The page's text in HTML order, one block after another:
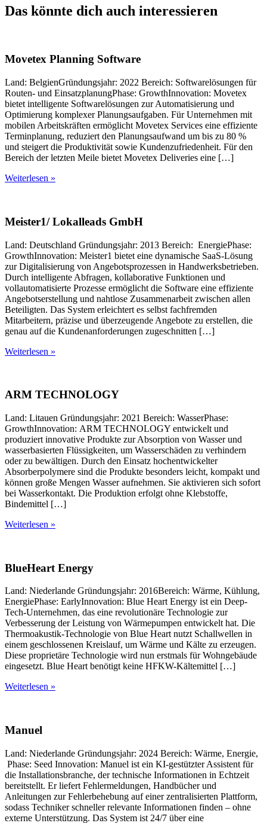
Das könnte dich auch interessieren
Movetex Planning Software
Land: BelgienGründungsjahr: 2022 Bereich: Softwarelösungen für
Routen- und EinsatzplanungPhase: GrowthInnovation: Movetex
bietet intelligente Softwarelösungen zur Automatisierung und
Optimierung komplexer Planungsaufgaben. Für Unternehmen mit
mobilen Arbeitskräften ermöglicht Movetex Services eine effiziente
Terminplanung, reduziert den Planungsaufwand um bis zu 80 %
und steigert die Produktivität sowie Kundenzufriedenheit. Für den
Bereich der letzten Meile bietet Movetex Deliveries eine […]
Weiterlesen »
Meister1/ Lokalleads GmbH
Land: Deutschland Gründungsjahr: 2013 Bereich: EnergiePhase:
GrowthInnovation: Meister1 bietet eine dynamische SaaS-Lösung
zur Digitalisierung von Angebotsprozessen in Handwerksbetrieben.
Durch intelligente Abfragen, kollaborative Funktionen und
vollautomatisierte Prozesse ermöglicht die Software eine effiziente
Angebotserstellung und nahtlose Zusammenarbeit zwischen allen
Beteiligten. Das System erleichtert es selbst fachfremden
Mitarbeitern, präzise und überzeugende Angebote zu erstellen, die
genau auf die Kundenanforderungen zugeschnitten […]
Weiterlesen »
ARM TECHNOLOGY
Land: Litauen Gründungsjahr: 2021 Bereich: WasserPhase:
GrowthInnovation: ARM TECHNOLOGY entwickelt und
produziert innovative Produkte zur Absorption von Wasser und
wasserbasierten Flüssigkeiten, um Wasserschäden zu verhindern
oder zu bewältigen. Durch den Einsatz hochentwickelter
Absorberpolymere sind die Produkte besonders leicht, kompakt und
können große Mengen Wasser aufnehmen. Sie aktivieren sich sofort
bei Wasserkontakt. Die Produktion erfolgt ohne Klebstoffe,
Bindemittel […]
Weiterlesen »
BlueHeart Energy
Land: Niederlande Gründungsjahr: 2016Bereich: Wärme, Kühlung,
EnergiePhase: EarlyInnovation: Blue Heart Energy ist ein Deep-
Tech-Unternehmen, das eine revolutionäre Technologie zur
Verbesserung der Leistung von Wärmepumpen entwickelt hat. Die
Thermoakustik-Technologie von Blue Heart nutzt Schallwellen in
einem geschlossenen Kreislauf, um Wärme und Kälte zu erzeugen.
Diese proprietäre Technologie wird nun erstmals für Wohngebäude
eingesetzt. Blue Heart benötigt keine HFKW-Kältemittel […]
Weiterlesen »
Manuel
Land: Niederlande Gründungsjahr: 2024 Bereich: Wärme, Energie,
Phase: Seed Innovation: Manuel ist ein KI-gestützter Assistent für
die Installationsbranche, der technische Informationen in Echtzeit
bereitstellt. Er liefert Fehlermeldungen, Handbücher und
Anleitungen zur Fehlerbehebung auf einer zentralisierten Plattform,
sodass Techniker schneller relevante Informationen finden – ohne
externe Unterstützung. Das System ist 24/7 über eine